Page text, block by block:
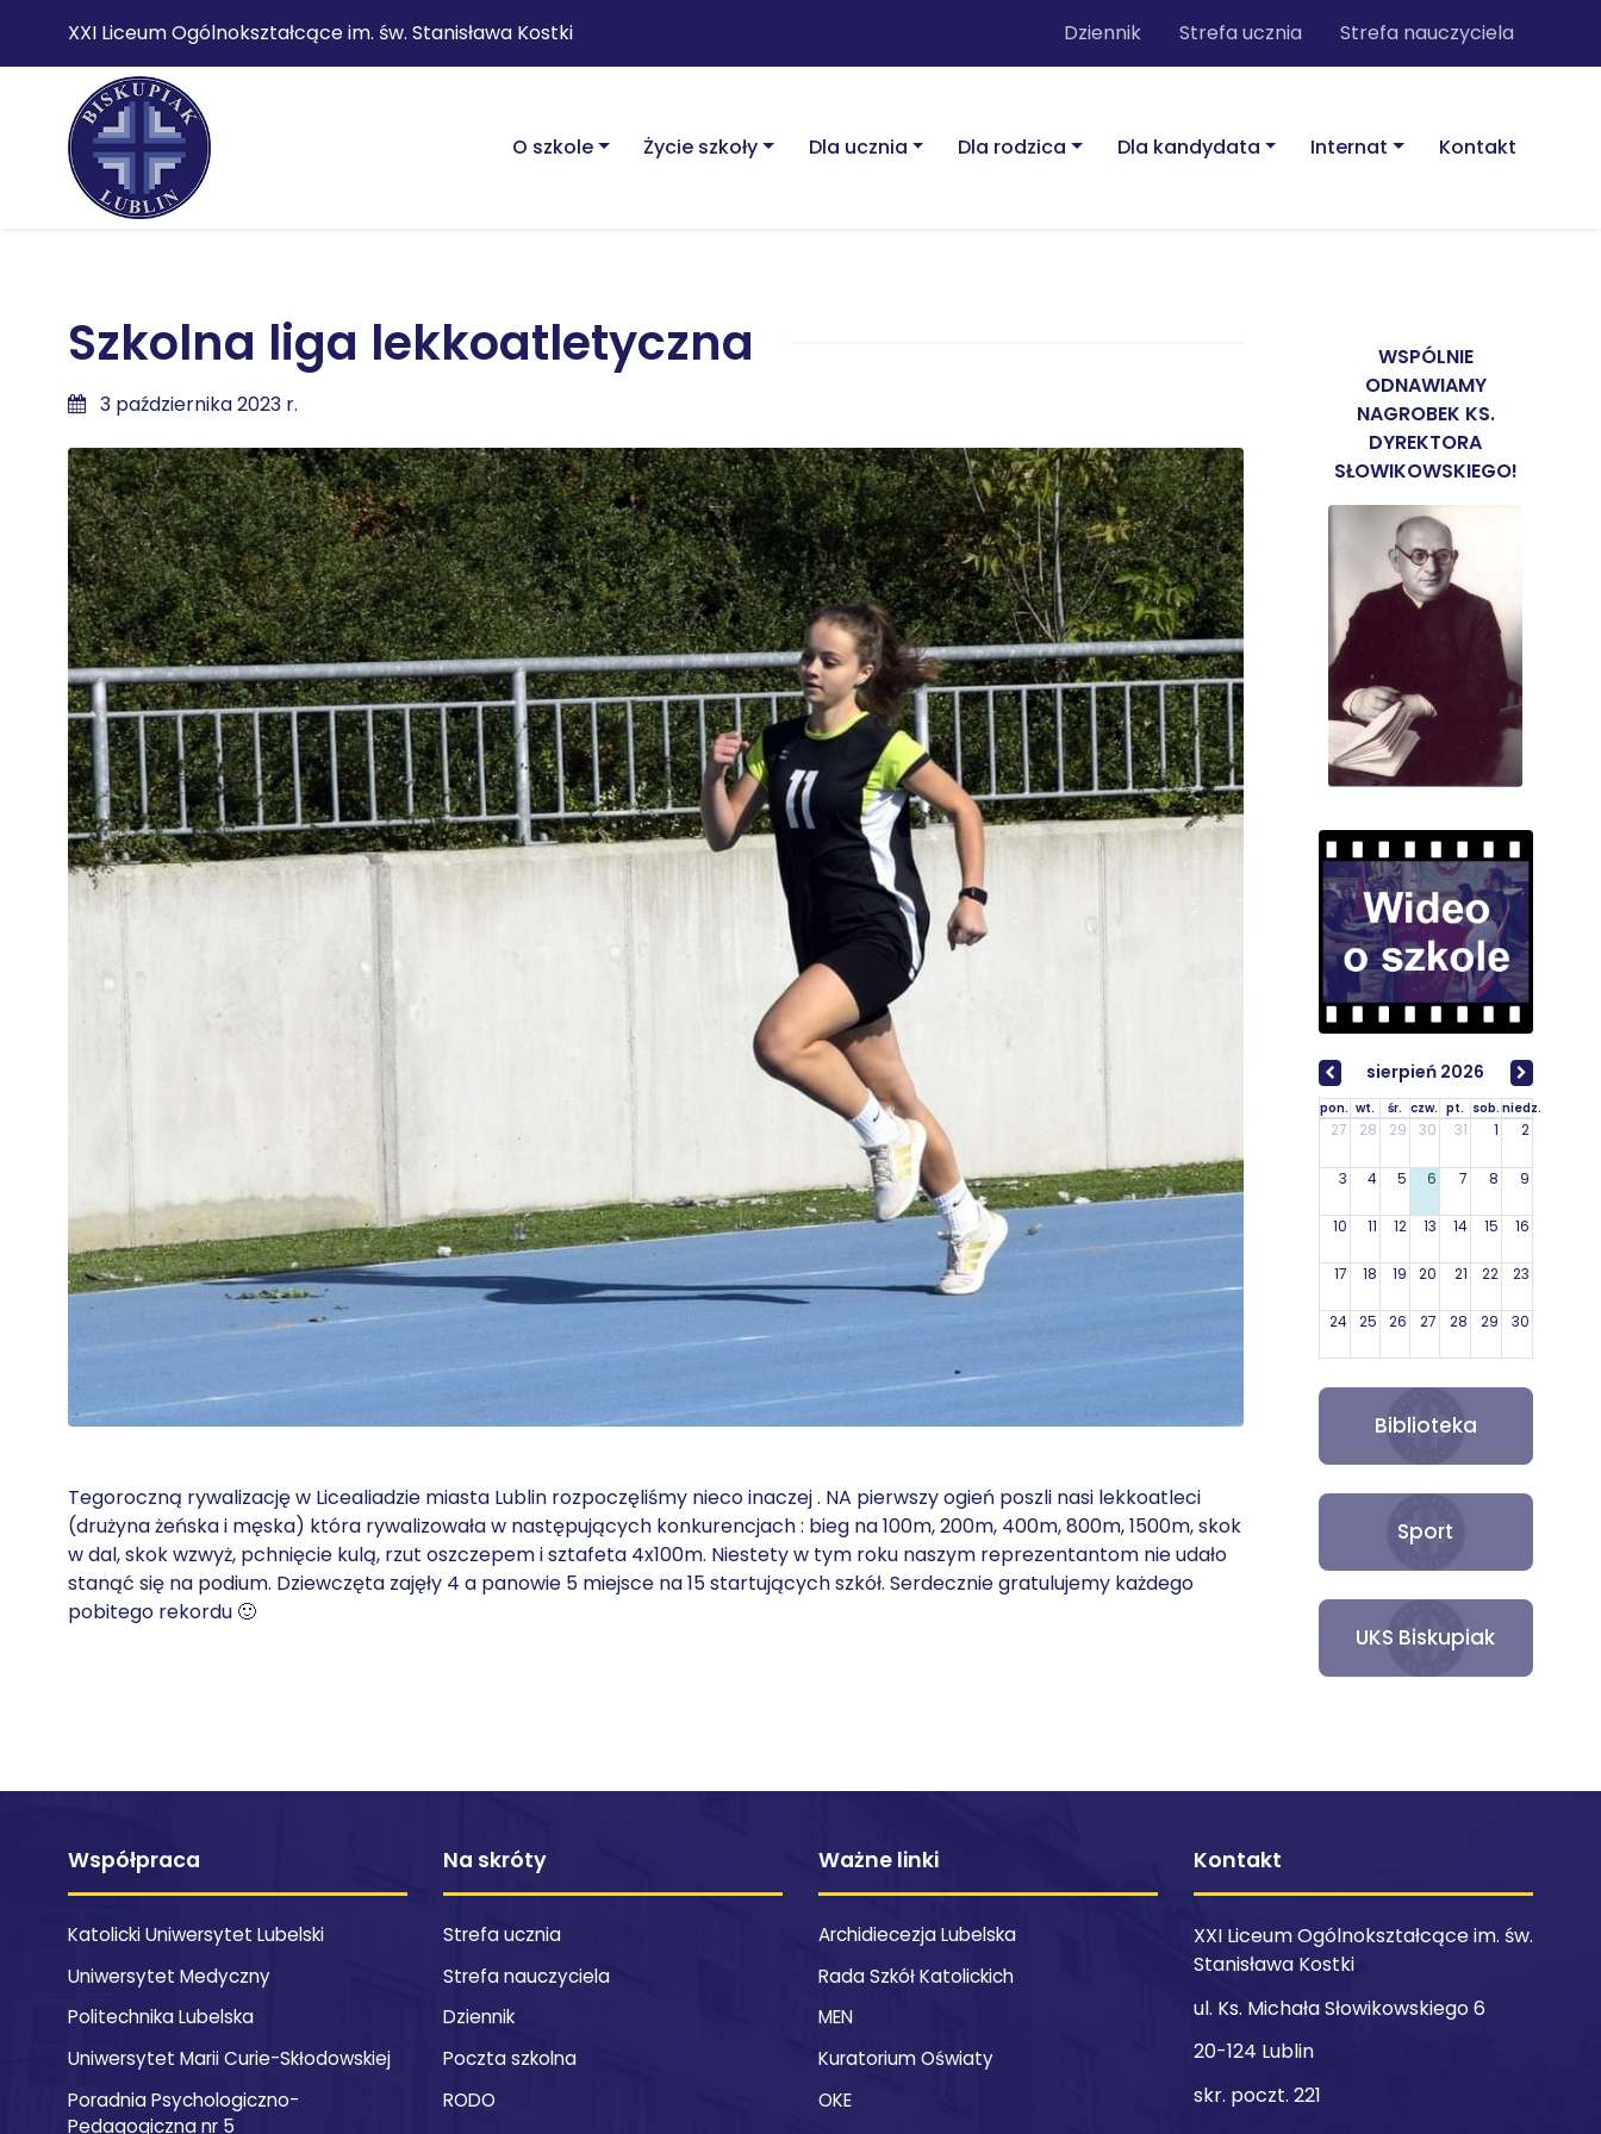
XXI Liceum Ogólnokształcące im. św. Stanisława Kostki Dziennik Strefa ucznia Strefa nauczyciela
O szkole Życie szkoły Dla ucznia Dla rodzica Dla kandydata Internat Kontakt
Szkolna liga lekkoatletyczna
3 października 2023 r.
Tegoroczną rywalizację w Licealiadzie miasta Lublin rozpoczęliśmy nieco inaczej . NA pierwszy ogień poszli nasi lekkoatleci
(drużyna żeńska i męska) która rywalizowała w następujących konkurencjach : bieg na 100m, 200m, 400m, 800m, 1500m, skok
w dal, skok wzwyż, pchnięcie kulą, rzut oszczepem i sztafeta 4x100m. Niestety w tym roku naszym reprezentantom nie udało
stanąć się na podium. Dziewczęta zajęły 4 a panowie 5 miejsce na 15 startujących szkół. Serdecznie gratulujemy każdego
pobitego rekordu 🙂
WSPÓLNIE
ODNAWIAMY
NAGROBEK KS.
DYREKTORA
SŁOWIKOWSKIEGO!
sierpień 2026
pon. wt. śr. czw. pt. sob. niedz.
27 28 29 30 31 1 2
3 4 5 6 7 8 9
10 11 12 13 14 15 16
17 18 19 20 21 22 23
24 25 26 27 28 29 30
Biblioteka
Sport
UKS Biskupiak
Współpraca
Katolicki Uniwersytet Lubelski
Uniwersytet Medyczny
Politechnika Lubelska
Uniwersytet Marii Curie-Skłodowskiej
Poradnia Psychologiczno-
Pedagogiczna nr 5
Na skróty
Strefa ucznia
Strefa nauczyciela
Dziennik
Poczta szkolna
RODO
Ważne linki
Archidiecezja Lubelska
Rada Szkół Katolickich
MEN
Kuratorium Oświaty
OKE
Kontakt
XXI Liceum Ogólnokształcące im. św.
Stanisława Kostki
ul. Ks. Michała Słowikowskiego 6
20-124 Lublin
skr. poczt. 221